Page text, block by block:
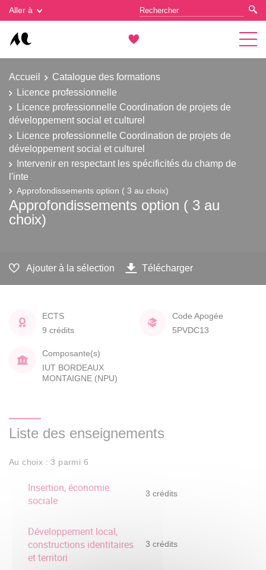
Aller à
Accueil
Catalogue des formations
Licence professionnelle
Licence professionnelle Coordination de projets de
développement social et culturel
Licence professionnelle Coordination de projets de
développement social et culturel
Intervenir en respectant les spécificités du champ de
l'inte
Approfondissements option ( 3 au choix)
Approfondissements option ( 3 au
choix)
Ajouter à la sélection Télécharger
ECTS
9 crédits
Code Apogée
5PVDC13
Composante(s)
IUT BORDEAUX
MONTAIGNE (NPU)
Liste des enseignements
Au choix : 3 parmi 6
Insertion, économie
sociale
3 crédits
Développement local,
constructions identitaires
et territori
3 crédits
Gestion des cookies